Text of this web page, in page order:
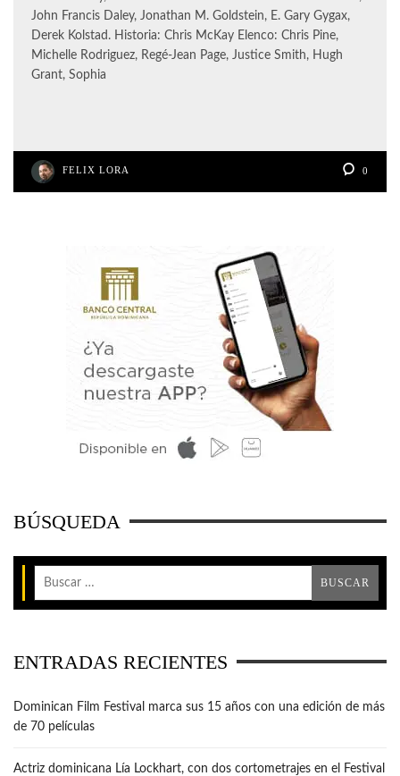
John Francis Daley, Jonathan M. Goldstein, E. Gary Gygax,
Derek Kolstad. Historia: Chris McKay Elenco: Chris Pine,
Michelle Rodriguez, Regé-Jean Page, Justice Smith, Hugh
Grant, Sophia
FELIX LORA 0
BÚSQUEDA
ENTRADAS RECIENTES
Dominican Film Festival marca sus 15 años con una edición de más
de 70 películas
Actriz dominicana Lía Lockhart, con dos cortometrajes en el Festival